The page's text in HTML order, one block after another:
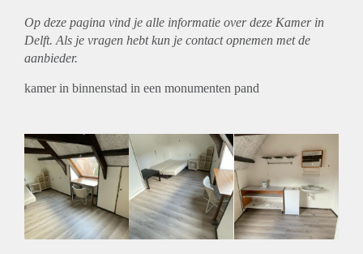
Op deze pagina vind je alle informatie over deze Kamer in
Delft. Als je vragen hebt kun je contact opnemen met de
aanbieder.
kamer in binnenstad in een monumenten pand